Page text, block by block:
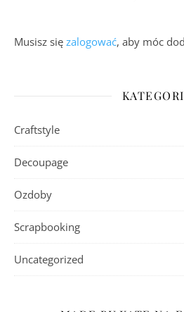
Musisz się zalogować, aby móc
Craftstyle
Decoupage
Ozdoby
Scrapbooking
Uncategorized